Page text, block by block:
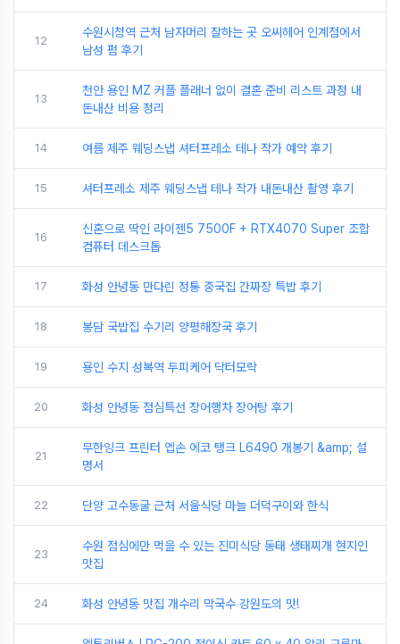
12
수원시청역 근처 남자머리 잘하는 곳 오씨헤어 인계점에서
남성 펌 후기
13
천안 용인 MZ 커플 플래너 없이 결혼 준비 리스트 과정 내
돈내산 비용 정리
14 여름 제주 웨딩스냅 셔터프레소 테나 작가 예약 후기
15 셔터프레소 제주 웨딩스냅 테나 작가 내돈내산 촬영 후기
16
신혼으로 딱인 라이젠5 7500F + RTX4070 Super 조합
컴퓨터 데스크톱
17 화성 안녕동 만다린 정통 중국집 간짜장 특밥 후기
18 봉담 국밥집 수기리 양평해장국 후기
19 용인 수지 성복역 두피케어 닥터모락
20 화성 안녕동 점심특선 장어행차 장어탕 후기
21
무한잉크 프린터 엡손 에코 탱크 L6490 개봉기 &amp; 설
명서
22 단양 고수동굴 근처 서울식당 마늘 더덕구이와 한식
23
수원 점심에만 먹을 수 있는 진미식당 동태 생태찌개 현지인
맛집
24 화성 안녕동 맛집 개수리 막국수 강원도의 맛!